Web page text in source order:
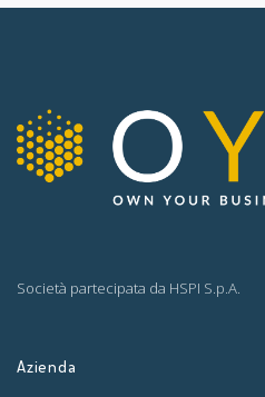
Società partecipata da HSPI S.p.A.
Azienda